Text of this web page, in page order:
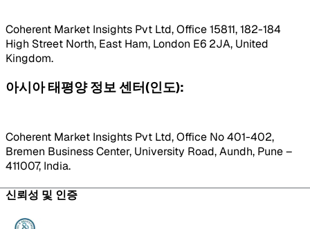
Coherent Market Insights Pvt Ltd, Office 15811, 182-184
High Street North, East Ham, London E6 2JA, United
Kingdom.
아시아 태평양 정보 센터(인도):
Coherent Market Insights Pvt Ltd, Office No 401-402,
Bremen Business Center, University Road, Aundh, Pune –
411007, India.
신뢰성 및 인증